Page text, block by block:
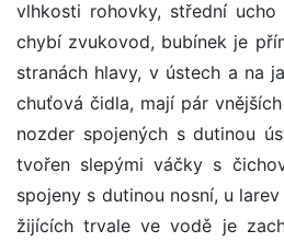
vlhkosti rohovky, střední ucho
chybí zvukovod, bubínek je
stranách hlavy, v ústech a na
chuťová čidla, mají pár
nozder spojených s dutinou
tvořen slepými váčky s
spojeny s dutinou nosní, u
žijících trvale ve vodě je